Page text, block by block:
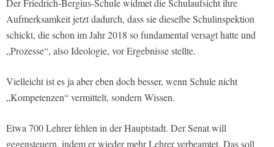
Der Friedrich-Bergius-Schule widmet die Schulaufsicht ihre
Aufmerksamkeit jetzt dadurch, dass sie dieselbe Schulinspektion
schickt, die schon im Jahr 2018 so fundamental versagt hatte und
„Prozesse“, also Ideologie, vor Ergebnisse stellte.
Vielleicht ist es ja aber eben doch besser, wenn Schule nicht
„Kompetenzen“ vermittelt, sondern Wissen.
Etwa 700 Lehrer fehlen in der Hauptstadt. Der Senat will
gegensteuern, indem er wieder mehr Lehrer verbeamtet. Das soll